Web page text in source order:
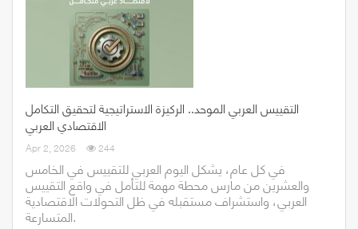
التقييس العربي الموحد.. الركيزة الاستراتيجية لتحقيق التكامل
الاقتصادي العربي
Apr 2, 2026 244
في كل عام، يشكل اليوم العربي للتقييس في الخامس
والعشرين من مارس محطة مهمة للتأمل في واقع التقييس
العربي، واستشراف مستقبله في ظل التحولات الاقتصادية
المتسارعة.